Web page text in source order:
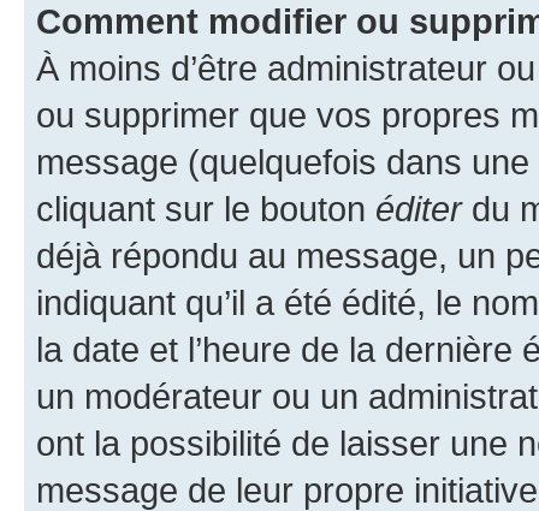
Comment modifier ou
À moins d’être administrateur
ou supprimer que vos propres
message (quelquefois dans
cliquant sur le bouton éditerdu
déjà répondu au message, un
indiquant qu’il a été édité, le
la date et l’heure de la dernière
un modérateur ou un
ont la possibilité de laisser une
message de leur propre